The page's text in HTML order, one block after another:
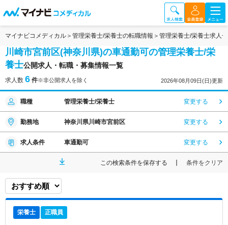
マイナビコメディカル 管理栄養士/栄養士の転職情報 管理栄養士/栄養士求人
川崎市宮前区(神奈川県)の車通勤可の管理栄養士/栄
養士公開求人・転職・募集情報一覧
求人数 6 件※非公開求人を除く 2026年08月09日(日)更新
職種 管理栄養士/栄養士 変更する
勤務地 神奈川県川崎市宮前区 変更する
求人条件 車通勤可 変更する
この検索条件を保存する 条件をクリア
栄養士 正職員